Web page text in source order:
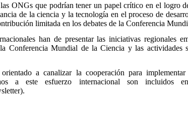
ONGs que podrían tener un papel crítico en el logro
de la ciencia y la tecnología en el proceso de
limitada en los debates de la Conferencia
han de presentar las iniciativas regionales
Conferencia Mundial de la Ciencia y las actividades
a canalizar la cooperación para
a este esfuerzo internacional son incluidos